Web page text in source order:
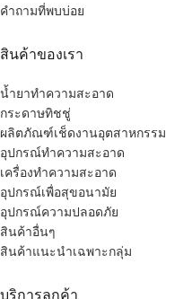
คำถามที่พบบ่อย
สินค้าของเรา
น้ำยาทำความสะอาด
กระดาษทิชชู่
ผลิตภัณฑ์เช็ดงานอุตสาหกรรม
อุปกรณ์ทำความสะอาด
เครื่องทำความสะอาด
อุปกรณ์เพื่อสุขอนามัย
อุปกรณ์ความปลอดภัย
สินค้าอื่นๆ
สินค้าแนะนำเฉพาะกลุ่ม
บริการลูกค้า